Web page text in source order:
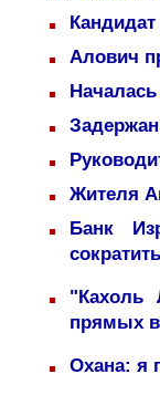
Алович
Жителя
Банк
"Кахоль
прямых
Охана: я